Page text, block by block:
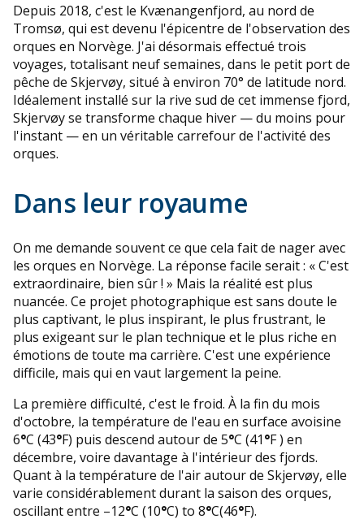
Depuis 2018, c'est le Kvænangenfjord, au nord de
Tromsø, qui est devenu l'épicentre de l'observation des
orques en Norvège. J'ai désormais effectué trois
voyages, totalisant neuf semaines, dans le petit port de
pêche de Skjervøy, situé à environ 70° de latitude nord.
Idéalement installé sur la rive sud de cet immense fjord,
Skjervøy se transforme chaque hiver — du moins pour
l'instant — en un véritable carrefour de l'activité des
orques.
Dans leur royaume
On me demande souvent ce que cela fait de nager avec
les orques en Norvège. La réponse facile serait : « C'est
extraordinaire, bien sûr ! » Mais la réalité est plus
nuancée. Ce projet photographique est sans doute le
plus captivant, le plus inspirant, le plus frustrant, le
plus exigeant sur le plan technique et le plus riche en
émotions de toute ma carrière. C'est une expérience
difficile, mais qui en vaut largement la peine.
La première difficulté, c'est le froid. À la fin du mois
d'octobre, la température de l'eau en surface avoisine
6°C (43°F) puis descend autour de 5°C (41°F ) en
décembre, voire davantage à l'intérieur des fjords.
Quant à la température de l'air autour de Skjervøy, elle
varie considérablement durant la saison des orques,
oscillant entre –12°C (10°C) to 8°C(46°F).